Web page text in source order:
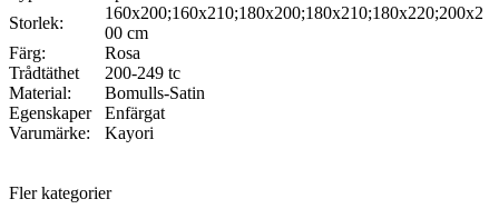
Storlek:
160x200;160x210;180x200;180x210;180x220;200x2
00 cm
Färg:
Rosa
Trådtäthet
200-249 tc
Material:
Bomulls-Satin
Egenskaper
Enfärgat
Varumärke:
Kayori
Fler kategorier